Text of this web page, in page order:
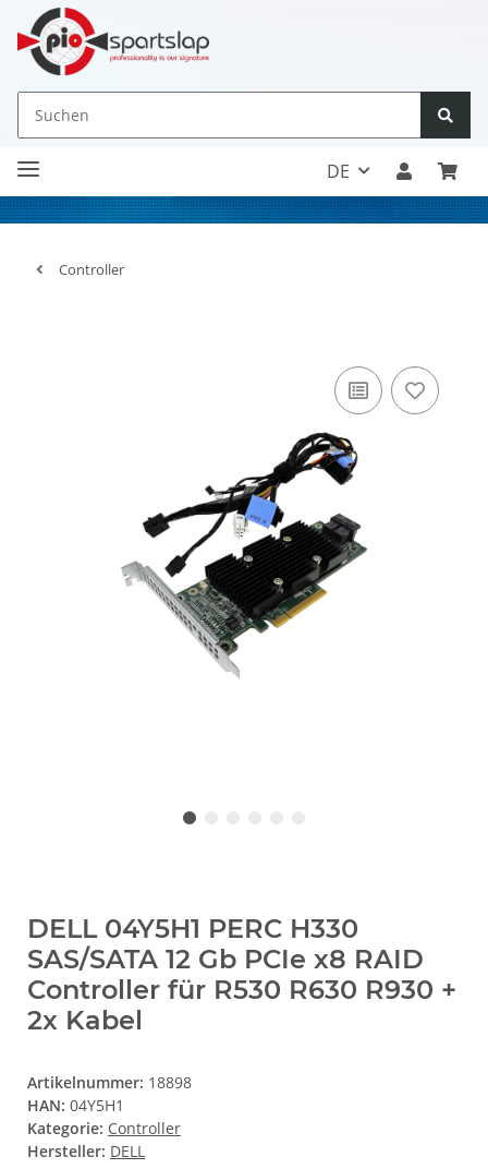
DE
Controller
DELL 04Y5H1 PERC H330
SAS/SATA 12 Gb PCIe x8 RAID
Controller für R530 R630 R930 +
2x Kabel
Artikelnummer: 18898
HAN: 04Y5H1
Kategorie: Controller
Hersteller: DELL